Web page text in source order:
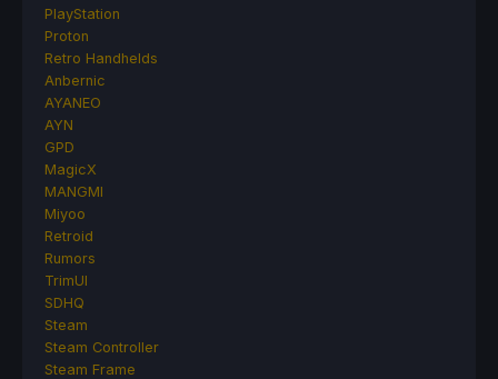
PlayStation
Proton
Retro Handhelds
Anbernic
AYANEO
AYN
GPD
MagicX
MANGMI
Miyoo
Retroid
Rumors
TrimUI
SDHQ
Steam
Steam Controller
Steam Frame